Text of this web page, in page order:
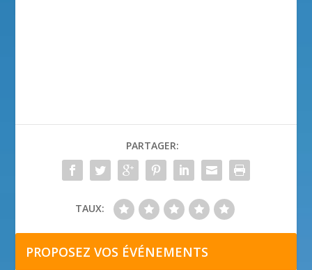
PARTAGER:
TAUX:
PROPOSEZ VOS ÉVÉNEMENTS